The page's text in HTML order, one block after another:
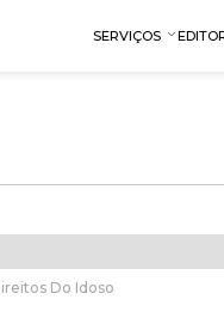
SERVIÇOS
Do Idoso